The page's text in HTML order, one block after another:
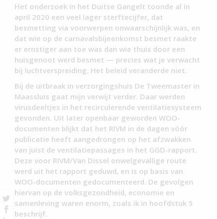
Het onderzoek in het Duitse Gangelt toonde al in
april 2020 een veel lager sterftecijfer, dat
besmetting via voorwerpen onwaarschijnlijk was, en
dat wie op de carnavalsbijeenkomst besmet raakte
er ernstiger aan toe was dan wie thuis door een
huisgenoot werd besmet — precies wat je verwacht
bij luchtverspreiding. Het beleid veranderde niet.
Bij de uitbraak in verzorgingshuis De Tweemaster in
Maassluis gaat mijn verwijt verder. Daar werden
virusdeeltjes in het recirculerende ventilatiesysteem
gevonden. Uit later openbaar geworden WOO-
documenten blijkt dat het RIVM in de dagen vóór
publicatie heeft aangedrongen op het afzwakken
van juist de ventilatiepassages in het GGD-rapport.
Deze voor RIVM/Van Dissel onwelgevallige route
werd uit het rapport geduwd, en is op basis van
WOO-documenten gedocumenteerd. De gevolgen
hiervan op de volksgezondheid, economie en
samenleving waren enorm, zoals ik in hoofdstuk 5
beschrijf.